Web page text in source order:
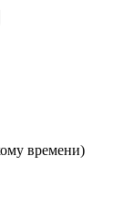
времени)